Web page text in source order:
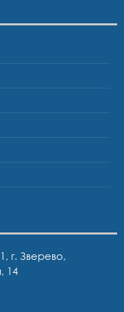
г. Зверево,
14